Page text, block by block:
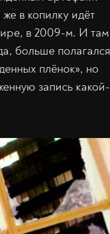
в копилку идёт
в 2009-м. И там
больше полагался
плёнок», но
запись какой-